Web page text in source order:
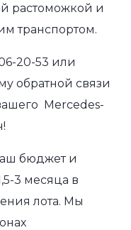
растоможкой и
транспортом.
20-53 или
обратной связи
Mercedes-
бюджет и
3 месяца в
лота. Мы